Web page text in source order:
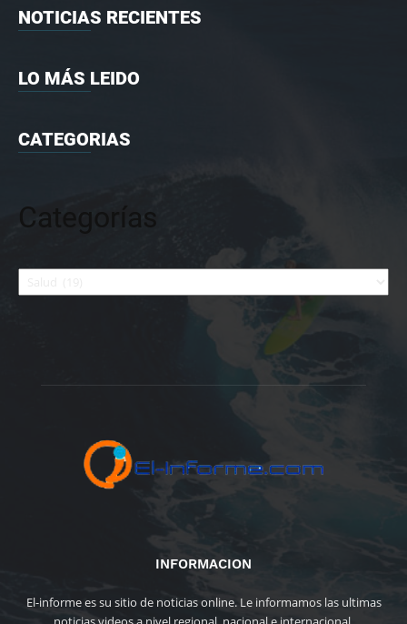
NOTICIAS RECIENTES
LO MÁS LEIDO
CATEGORIAS
Categorías
Categorías
INFORMACION
El-informe es su sitio de noticias online. Le informamos las ultimas